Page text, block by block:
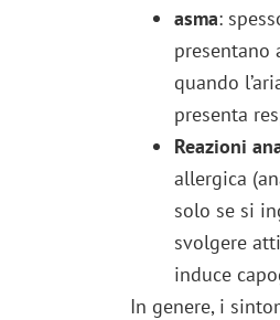
asma:
presentano
quando
presenta
Reazioni
allergica
solo se si
svolgere
induce
In genere, i